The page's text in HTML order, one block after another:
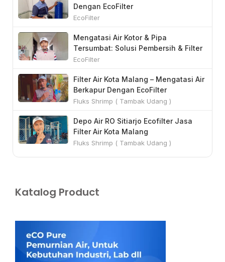
e
n
Dengan EcoFilter
EcoFilter
Mengatasi Air Kotor & Pipa
Tersumbat: Solusi Pembersih & Filter
Air
EcoFilter
Filter Air Kota Malang – Mengatasi Air
Berkapur Dengan EcoFilter
Fluks Shrimp ( Tambak Udang )
Depo Air RO Sitiarjo Ecofilter Jasa
Filter Air Kota Malang
Fluks Shrimp ( Tambak Udang )
Katalog Product